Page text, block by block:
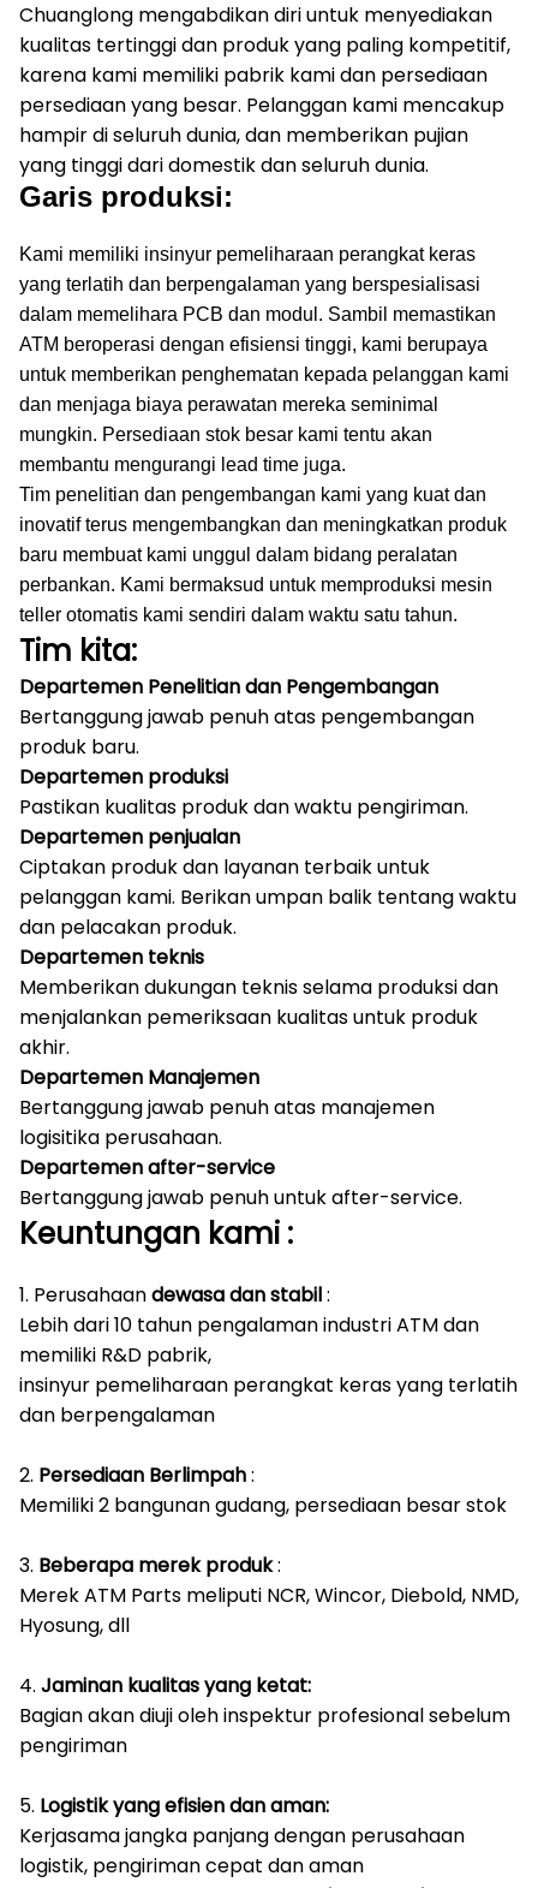
Chuanglong mengabdikan diri untuk menyediakan
kualitas tertinggi dan produk yang paling kompetitif,
karena kami memiliki pabrik kami dan persediaan
persediaan yang besar. Pelanggan kami mencakup
hampir di seluruh dunia, dan memberikan pujian
yang tinggi dari domestik dan seluruh dunia.
Garis produksi:
Kami memiliki insinyur pemeliharaan perangkat keras
yang terlatih dan berpengalaman yang berspesialisasi
dalam memelihara PCB dan modul. Sambil memastikan
ATM beroperasi dengan efisiensi tinggi, kami berupaya
untuk memberikan penghematan kepada pelanggan kami
dan menjaga biaya perawatan mereka seminimal
mungkin. Persediaan stok besar kami tentu akan
membantu mengurangi lead time juga.
Tim penelitian dan pengembangan kami yang kuat dan
inovatif terus mengembangkan dan meningkatkan produk
baru membuat kami unggul dalam bidang peralatan
perbankan. Kami bermaksud untuk memproduksi mesin
teller otomatis kami sendiri dalam waktu satu tahun.
Tim kita:
Departemen Penelitian dan Pengembangan
Bertanggung jawab penuh atas pengembangan
produk baru.
Departemen produksi
Pastikan kualitas produk dan waktu pengiriman.
Departemen penjualan
Ciptakan produk dan layanan terbaik untuk
pelanggan kami. Berikan umpan balik tentang waktu
dan pelacakan produk.
Departemen teknis
Memberikan dukungan teknis selama produksi dan
menjalankan pemeriksaan kualitas untuk produk
akhir.
Departemen Manajemen
Bertanggung jawab penuh atas manajemen
logisitika perusahaan.
Departemen after-service
Bertanggung jawab penuh untuk after-service.
Keuntungan kami :
1. Perusahaandewasa dan stabil:
Lebih dari 10 tahun pengalaman industri ATM dan
memiliki R&D pabrik,
insinyur pemeliharaan perangkat keras yang terlatih
dan berpengalaman
2. Persediaan Berlimpah:
Memiliki 2 bangunan gudang, persediaan besar stok
3. Beberapa merek produk:
Merek ATM Parts meliputi NCR, Wincor, Diebold, NMD,
Hyosung, dll
4. Jaminan kualitas yang ketat:
Bagian akan diuji oleh inspektur profesional sebelum
pengiriman
5. Logistik yang efisien dan aman:
Kerjasama jangka panjang dengan perusahaan
logistik, pengiriman cepat dan aman